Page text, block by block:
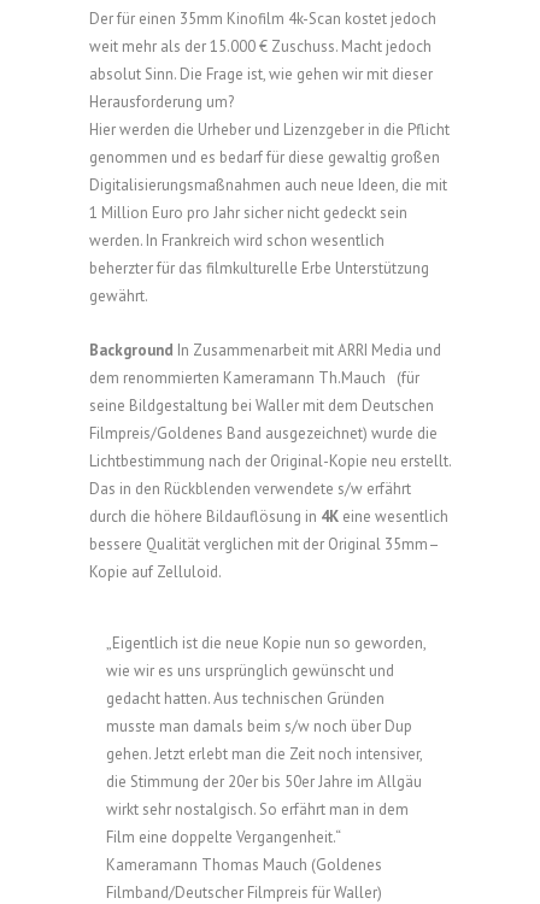
Der für einen 35mm Kinofilm 4k-Scan kostet jedoch
weit mehr als der 15.000 € Zuschuss. Macht jedoch
absolut Sinn. Die Frage ist, wie gehen wir mit dieser
Herausforderung um?
Hier werden die Urheber und Lizenzgeber in die Pflicht
genommen und es bedarf für diese gewaltig großen
Digitalisierungsmaßnahmen auch neue Ideen, die mit
1 Million Euro pro Jahr sicher nicht gedeckt sein
werden. In Frankreich wird schon wesentlich
beherzter für das filmkulturelle Erbe Unterstützung
gewährt.
Background In Zusammenarbeit mit ARRI Media und
dem renommierten Kameramann Th.Mauch (für
seine Bildgestaltung bei Waller mit dem Deutschen
Filmpreis/Goldenes Band ausgezeichnet) wurde die
Lichtbestimmung nach der Original-Kopie neu erstellt.
Das in den Rückblenden verwendete s/w erfährt
durch die höhere Bildauflösung in 4K eine wesentlich
bessere Qualität verglichen mit der Original 35mm–
Kopie auf Zelluloid.
„Eigentlich ist die neue Kopie nun so geworden,
wie wir es uns ursprünglich gewünscht und
gedacht hatten. Aus technischen Gründen
musste man damals beim s/w noch über Dup
gehen. Jetzt erlebt man die Zeit noch intensiver,
die Stimmung der 20er bis 50er Jahre im Allgäu
wirkt sehr nostalgisch. So erfährt man in dem
Film eine doppelte Vergangenheit.“
Kameramann Thomas Mauch (Goldenes
Filmband/Deutscher Filmpreis für Waller)